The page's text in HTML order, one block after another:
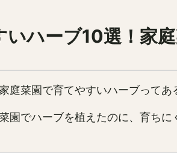
いハーブ10選！家
庭菜園で育てやすいハーブってあ
園でハーブを植えたのに、育ち